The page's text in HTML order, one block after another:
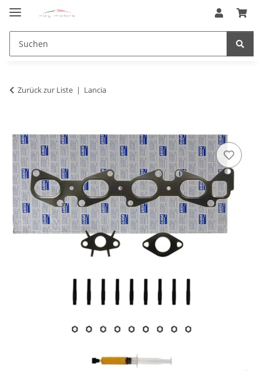
Zurück zur Liste Lancia